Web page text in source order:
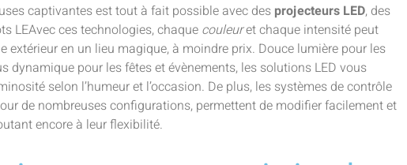
captivantes est tout à fait possible avec des projecteurs LED, des
LEAvec ces technologies, chaque couleuret chaque intensité peut
extérieur en un lieu magique, à moindre prix. Douce lumière pour les
dynamique pour les fêtes et évènements, les solutions LED vous
selon l’humeur et l’occasion. De plus, les systèmes de contrôle
de nombreuses configurations, permettent de modifier facilement et
encore à leur flexibilité.